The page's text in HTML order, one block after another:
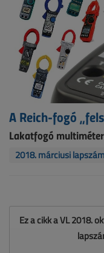
A Reich-fogó
Lakatfogó
2018. márciusi lapszám
Ez a cikk a VL 2018.